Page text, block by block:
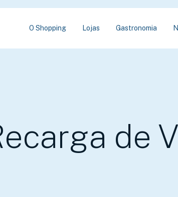
O Shopping Lojas Gastronomia
de